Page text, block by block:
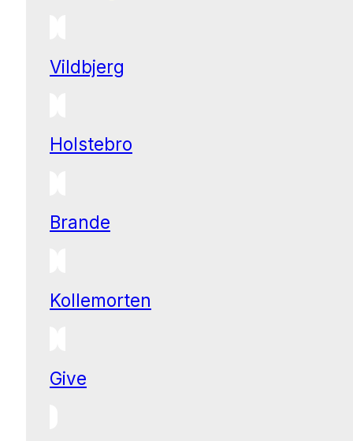
Vildbjerg
Holstebro
Brande
Kollemorten
Give